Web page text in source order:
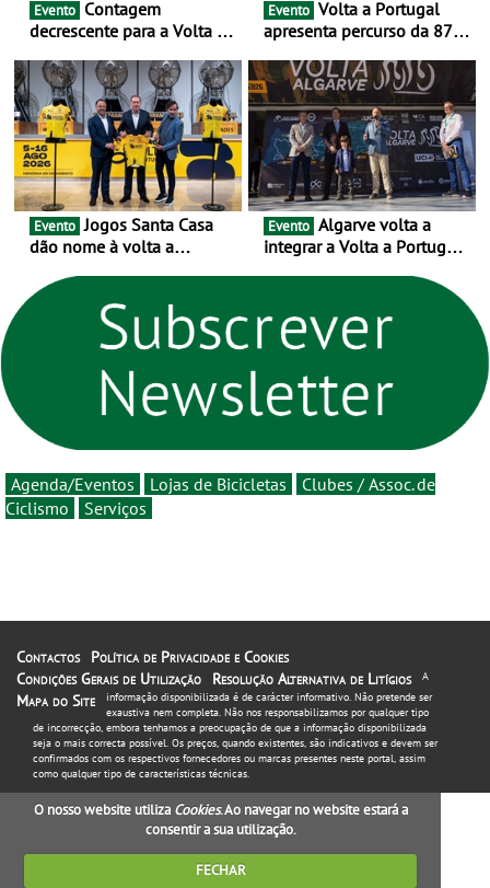
Evento
decrescente para a Volta a
as 17 equipas de 2026
Evento
apresenta percurso da 87.ª
novo ciclo rumo ao
centenário
Evento Jogos Santa Casa
dão nome à volta a
um novo ciclo da prova
rumo ao centenário - Volta
a Portugal em Bicicleta
estará na estrada entre 5 e
16 de agosto
Evento
integrar a Volta a Portugal
Agenda/Eventos Lojas de Bicicletas
Clubes / Assoc. de
Ciclismo
Serviços
Contactos
Política de Privacidade e Cookies
Condições Gerais de Utilização
Resolução Alternativa de Litígios
Mapa do Site
A
informação disponibilizada é de carácter informativo. Não pretende ser
exaustiva nem completa. Não nos responsabilizamos por qualquer tipo
de incorrecção, embora tenhamos a preocupação de que a informação disponibilizada
seja o mais correcta possível. Os preços, quando existentes, são indicativos e devem ser
confirmados com os respectivos fornecedores ou marcas presentes neste portal, assim
como qualquer tipo de características técnicas.
O nosso website utiliza Cookies. Ao navegar no website estará a
consentir a sua utilização.
FECHAR